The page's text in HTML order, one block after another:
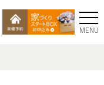
MENU